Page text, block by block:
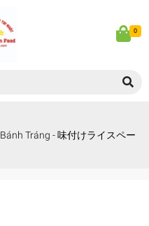
0
Tráng - 味付けライスペー